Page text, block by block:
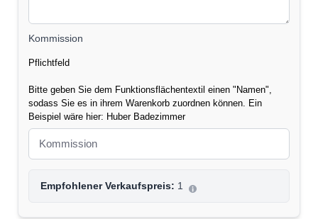
Kommission
Pflichtfeld
Bitte geben Sie dem Funktionsflächentextil einen "Namen",
sodass Sie es in ihrem Warenkorb zuordnen können. Ein
Beispiel wäre hier: Huber Badezimmer
Empfohlener Verkaufspreis: 1